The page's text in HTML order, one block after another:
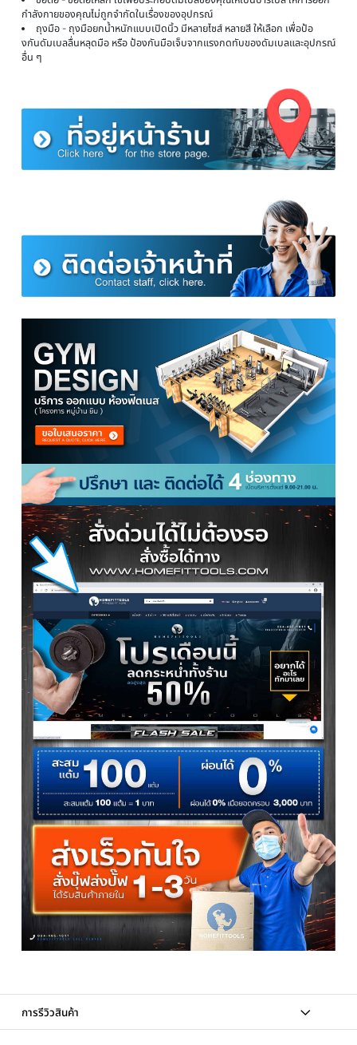
รายละเอียดสินค้า ม้านั่งปรับระดับ รุ่น P3
เบาะหนาถึง 6 ซม. โค้งเล็กน้อยเพื่อรับกับสรีระร่างกาย เบาะแน่นสบาย ไม่
อุปกรณ์มีความแข็งแรง ตัวโครงม้านั่งทำจากเหล็กกล่อง ขนาด 2 x 2 นิ้ว
เหล็กคุณภาพได้มาตรฐาน ใหญ่กว่าเดิม แข็งแรงกว่าเดิม สามารถรองรับน้ำห
เล่นได้มากถึง 200 กิโลกรัม
สามารถพับขาหน้าได้ เพื่อประหยัดพื้นที่ในการจัดเก็บ น้ำหนัก รวม 15 กิโล
กว้าง 60 ซม. ยาว 140 ซม.
แผ่นดัมเบล - แผ่นเหล็กกลมชุบเคลือบโครเมี่ยมอย่างดี
ขนาด 0.5 กิโล – 4 แผ่น , 1.25 กิโล – 4 แผ่น , 2.5 กิโล – 4 แผ่น
แกนดัมเบล - แบบใหม่ 2 ชิ้น ไร้รอยต่อ ออกแบบให้รูปทรงพอดีมือ
ล็อค 2 ชั้น - ล็อคพิเศษ 2 ชั้น 4 ชิ้น แบบมีน็อตหมุน เพื่อกันตัวล็อคคลาย
มา ถ้าใครใช้แบบดอกจอกอยู่จะทราบดีเลยครับ ว่าเล่นไปไม่กี่เซ็ทก็ต้องคอยห
เข้าบ่อย ๆ เมื่อเป็นตัวล็อคแบบใหม่แล้ว หมดปัญหาเรื่องนี้ไปเลย
จัดเก็บ ประหยัดพื้นที่
ข้อต่อ - ข้อต่อเหล็ก ใช้เพื่อประกอบดัมเบลของคุณให้เป็นบาร์เบล ให้การอ
กำลังกายของคุณไม่ถูกจำกัดในเรื่องของอุปกรณ์
ถุงมือ - ถุงมือยกน้ำหนักแบบเปิดนิ้ว มีหลายไซส์ หลายสี ให้เลือก เพื่อป้อ
งกันดัมเบลลื่นหลุดมือ หรือ ป้องกันมือเจ็บจากแรงกดทับของดัมเบลและอุป
อื่น ๆ